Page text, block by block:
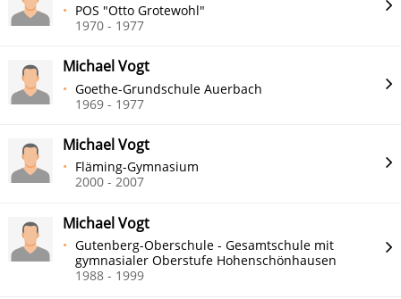
POS "Otto Grotewohl"
1970 - 1977
Michael Vogt
Goethe-Grundschule Auerbach
1969 - 1977
Michael Vogt
Fläming-Gymnasium
2000 - 2007
Michael Vogt
Gutenberg-Oberschule - Gesamtschule mit
gymnasialer Oberstufe Hohenschönhausen
1988 - 1999